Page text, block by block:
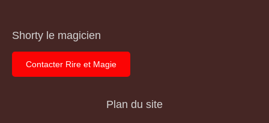
Shorty le magicien
Contacter Rire et Magie
Plan du site